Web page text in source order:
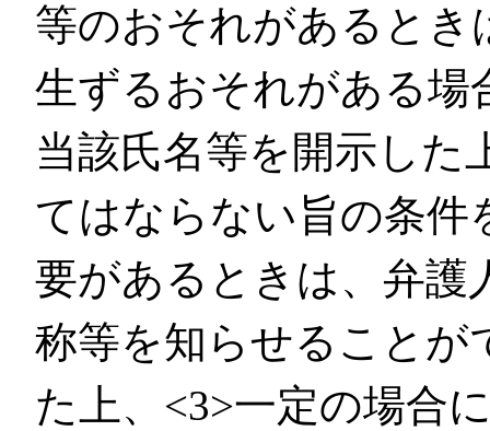
等のおそれがあるとき
生ずるおそれがある場
当該氏名等を開示した
てはならない旨の条件
要があるときは、弁護
称等を知らせることが
た上、<3>一定の場合